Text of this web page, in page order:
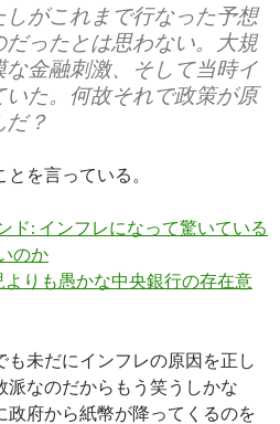
がこれまで行なった予想
ったとは思わない。大規
金融刺激、そして当時イ
いた。何故それで政策が原
だ？
を言っている。
ド: インフレになって驚いている
のか
よりも愚かな中央銀行の存在意
も未だにインフレの原因を正し
派なのだからもう笑うしかな
政府から紙幣が降ってくるのを